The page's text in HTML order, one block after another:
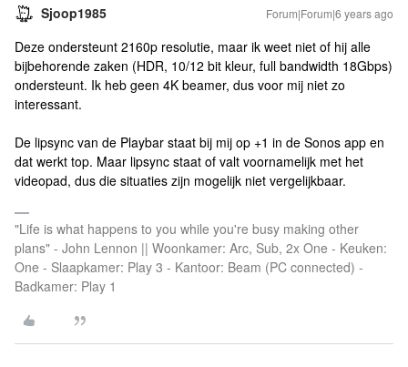
Sjoop1985 Forum|Forum|6 years ago
Deze ondersteunt 2160p resolutie, maar ik weet niet of hij alle
bijbehorende zaken (HDR, 10/12 bit kleur, full bandwidth 18Gbps)
ondersteunt. Ik heb geen 4K beamer, dus voor mij niet zo
interessant.
De lipsync van de Playbar staat bij mij op +1 in de Sonos app en
dat werkt top. Maar lipsync staat of valt voornamelijk met het
videopad, dus die situaties zijn mogelijk niet vergelijkbaar.
"Life is what happens to you while you're busy making other
plans" - John Lennon || Woonkamer: Arc, Sub, 2x One - Keuken:
One - Slaapkamer: Play 3 - Kantoor: Beam (PC connected) -
Badkamer: Play 1